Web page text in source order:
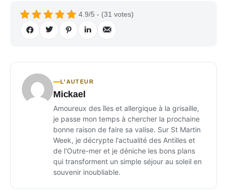
4.9/5 - (31 votes)
L’AUTEUR
Mickael
Amoureux des îles et allergique à la grisaille,
je passe mon temps à chercher la prochaine
bonne raison de faire sa valise. Sur St Martin
Week, je décrypte l'actualité des Antilles et
de l'Outre-mer et je déniche les bons plans
qui transforment un simple séjour au soleil en
souvenir inoubliable.